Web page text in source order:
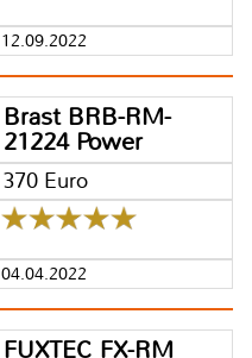
12.09.2022
Brast BRB-RM-
21224 Power
370 Euro
04.04.2022
FUXTEC FX-RM